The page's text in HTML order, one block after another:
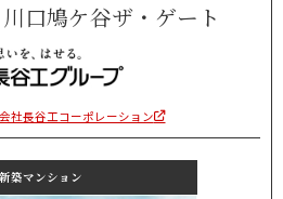
口鳩ケ谷ザ・ゲート
社長谷工コーポレーション
新築マンション